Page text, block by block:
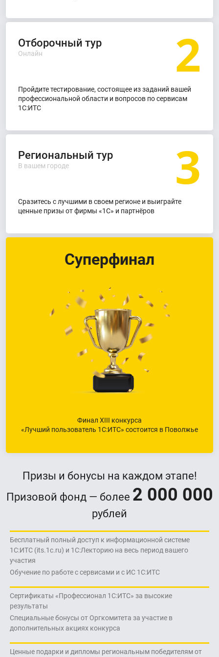
Отборочный тур
Онлайн 2
Пройдите тестирование, состоящее из заданий вашей
профессиональной области и вопросов по сервисам
1С:ИТС
Региональный тур
В вашем городе 3
Сразитесь с лучшими в своем регионе и выиграйте
ценные призы от фирмы «1С» и партнёров
Суперфинал
Финал XIII конкурса
«Лучший пользователь 1С:ИТС» состоится в Поволжье
Призы и бонусы на каждом этапе!
Призовой фонд — более 2 000 000
рублей
Бесплатный полный доступ к информационной системе
1С:ИТС (its.1c.ru) и 1С:Лекторию на весь период вашего
участия
Обучение по работе с сервисами и с ИС 1С:ИТС
Сертификаты «Профессионал 1С:ИТС» за высокие
результаты
Специальные бонусы от Оргкомитета за участие в
дополнительных акциях конкурса
Ценные подарки и дипломы региональным победителям от